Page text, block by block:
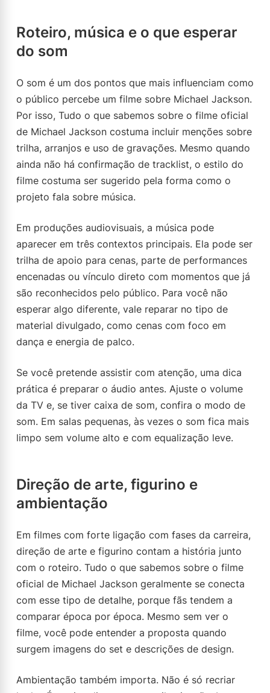
Roteiro, música e o que esperar
do som
O som é um dos pontos que mais influenciam como
o público percebe um filme sobre Michael Jackson.
Por isso, Tudo o que sabemos sobre o filme oficial
de Michael Jackson costuma incluir menções sobre
trilha, arranjos e uso de gravações. Mesmo quando
ainda não há confirmação de tracklist, o estilo do
filme costuma ser sugerido pela forma como o
projeto fala sobre música.
Em produções audiovisuais, a música pode
aparecer em três contextos principais. Ela pode ser
trilha de apoio para cenas, parte de performances
encenadas ou vínculo direto com momentos que já
são reconhecidos pelo público. Para você não
esperar algo diferente, vale reparar no tipo de
material divulgado, como cenas com foco em
dança e energia de palco.
Se você pretende assistir com atenção, uma dica
prática é preparar o áudio antes. Ajuste o volume
da TV e, se tiver caixa de som, confira o modo de
som. Em salas pequenas, às vezes o som fica mais
limpo sem volume alto e com equalização leve.
Direção de arte, figurino e
ambientação
Em filmes com forte ligação com fases da carreira,
direção de arte e figurino contam a história junto
com o roteiro. Tudo o que sabemos sobre o filme
oficial de Michael Jackson geralmente se conecta
com esse tipo de detalhe, porque fãs tendem a
comparar época por época. Mesmo sem ver o
filme, você pode entender a proposta quando
surgem imagens do set e descrições de design.
Ambientação também importa. Não é só recriar